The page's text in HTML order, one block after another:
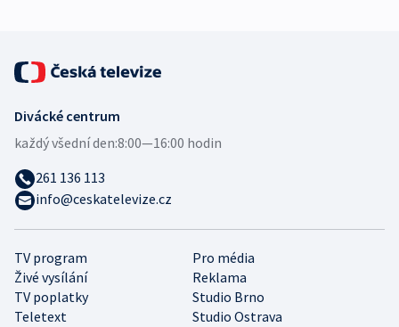
TV program
Pro média
Živé vysílání
Reklama
TV poplatky
Studio Brno
Teletext
Studio Ostrava
Divácké centrum
každý všední den:8:00—16:00 hodin
261 136 113
info@ceskatelevize.cz